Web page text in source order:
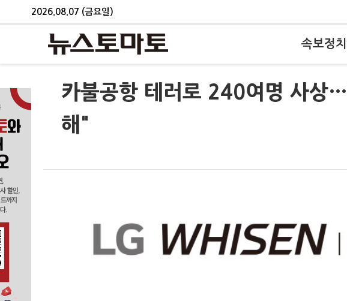
2026.08.07 (금요일)
속보정치
카불공항 테러로 240여명 사상
해"